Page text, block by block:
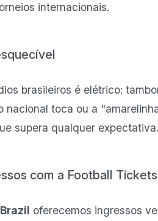
internacionais.
brasileiros é elétrico:
nacional toca ou a
supera qualquer expectativa.
com a Football
oferecemos ingressos